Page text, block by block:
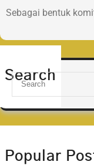
Sebagai bentuk
Search
S
a
h
Popular
Selamat &